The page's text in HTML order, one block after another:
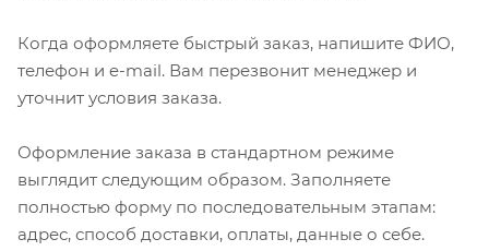
Когда оформляете быстрый заказ, напишите ФИО,
телефон и e-mail. Вам перезвонит менеджер и
уточнит условия заказа.
Оформление заказа в стандартном режиме
выглядит следующим образом. Заполняете
полностью форму по последовательным этапам:
адрес, способ доставки, оплаты, данные о себе.